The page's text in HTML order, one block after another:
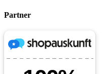
Partner